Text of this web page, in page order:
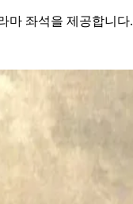
마 좌석을 제공합니다.